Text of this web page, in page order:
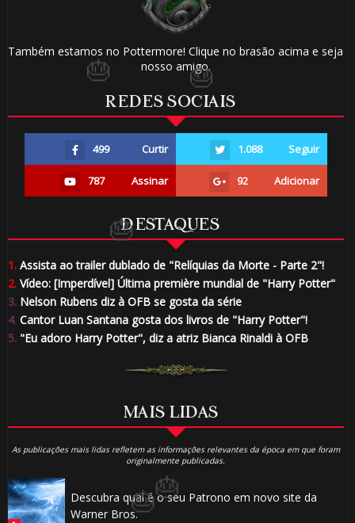
Também estamos no Pottermore! Clique no brasão acima e seja
nosso amigo.
REDES SOCIAIS
499 Curtir 1.088 Seguir
787 Assinar 92 Adicionar
DESTAQUES
1.Assista ao trailer dublado de "Relíquias da Morte - Parte 2"!
2.Vídeo: [Imperdível] Última première mundial de "Harry Potter"
3.Nelson Rubens diz à OFB se gosta da série
4.Cantor Luan Santana gosta dos livros de "Harry Potter"!
5."Eu adoro Harry Potter", diz a atriz Bianca Rinaldi à OFB
MAIS LIDAS
As publicações mais lidas refletem as informações relevantes da época em que foram
originalmente publicadas.
Descubra qual é o seu Patrono em novo site da
Warner Bros.
🎈
⚡
1️⃣ 8️⃣